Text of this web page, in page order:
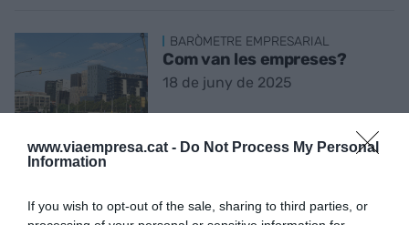
www.viaempresa.cat - Do Not Process My Personal
Information
If you wish to opt-out of the sale, sharing to third parties, or
BARÒMETRE EMPRESARIAL
Com van les empreses?
18 de juny de 2025
liderar amb sentit en temps